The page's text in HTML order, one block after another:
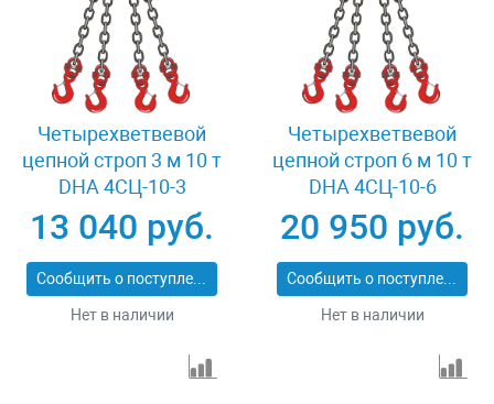
Четырехветвевой
цепной строп 3 м 10 т
DHA 4СЦ-10-3
13 040 руб.
Сообщить о поступлении
Нет в наличии
Четырехветвевой
цепной строп 6 м 10 т
DHA 4СЦ-10-6
20 950 руб.
Сообщить о поступлении
Нет в наличии